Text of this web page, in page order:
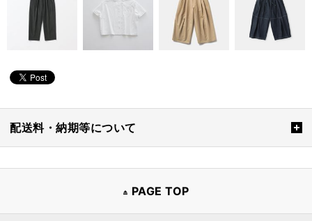
配送料・納期等について
PAGE TOP